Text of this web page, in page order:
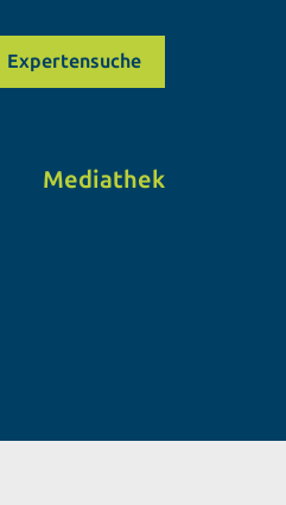
Expertensuche
Mediathek